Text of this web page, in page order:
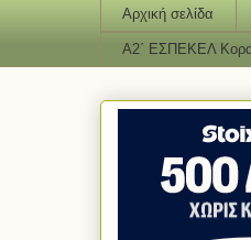
Αρχική σελίδα
Α2΄ ΕΣΠΕΚΕΛ